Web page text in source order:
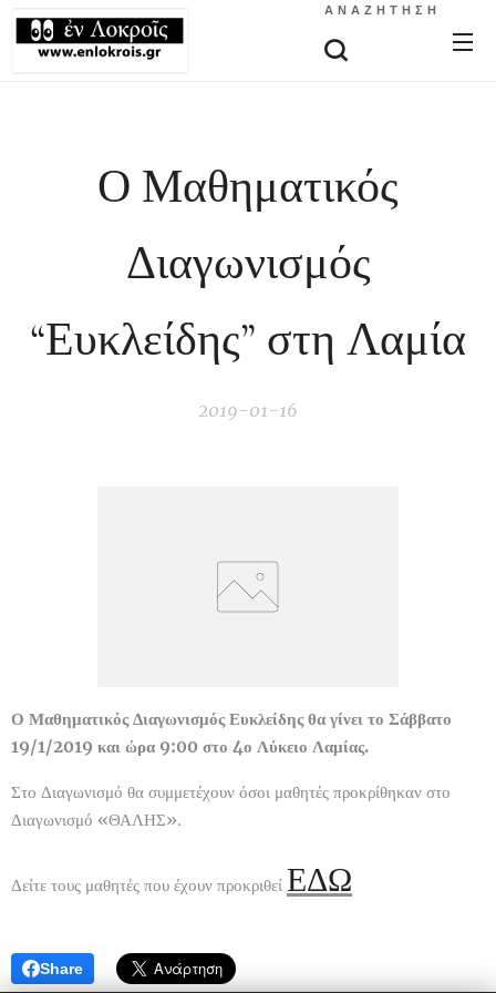
ΑΝΑΖΉΤΗΣΗ
Ο Μαθηματικός
Διαγωνισμός
“Ευκλείδης” στη Λαμία
2019-01-16
Ο Μαθηματικός Διαγωνισμός Ευκλείδης θα γίνει το Σάββατο
19/1/2019 και ώρα 9:00 στο 4ο Λύκειο Λαμίας.
Στο Διαγωνισμό θα συμμετέχουν όσοι μαθητές προκρίθηκαν στο
Διαγωνισμό «ΘΑΛΗΣ».
Δείτε τους μαθητές που έχουν προκριθεί ΕΔΩ
Share